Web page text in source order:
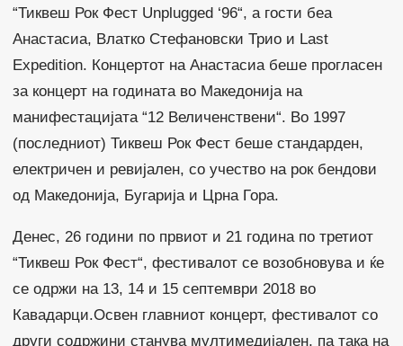
“Тиквеш Рок Фест Unplugged ‘96“, а гости беа
Анастасиа, Влатко Стефановски Трио и Last
Expedition. Концертот на Анастасиа беше прогласен
за концерт на годината во Македонија на
манифестацијата “12 Величенствени“. Во 1997
(последниот) Тиквеш Рок Фест беше стандарден,
електричен и ревијален, со учество на рок бендови
од Македонија, Бугарија и Црна Гора.
Денес, 26 години по првиот и 21 година по третиот
“Тиквеш Рок Фест“, фестивалот се возобновува и ќе
се одржи на 13, 14 и 15 септември 2018 во
Кавадарци.Освен главниот концерт, фестивалот со
други содржини станува мултимедијален, па така на